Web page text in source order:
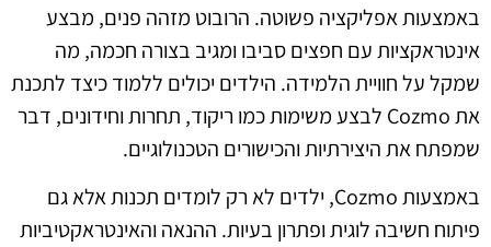
באמצעות אפליקציה פשוטה. הרובוט מזהה פנים, מבצע
אינטראקציות עם חפצים סביבו ומגיב בצורה חכמה, מה
שמקל על חוויית הלמידה. הילדים יכולים ללמוד כיצד לתכנת
את Cozmo לבצע משימות כמו ריקוד, תחרות וחידונים, דבר
שמפתח את היצירתיות והכישורים הטכנולוגיים.
באמצעות Cozmo, ילדים לא רק לומדים תכנות אלא גם
פיתוח חשיבה לוגית ופתרון בעיות. ההנאה והאינטראקטיביות